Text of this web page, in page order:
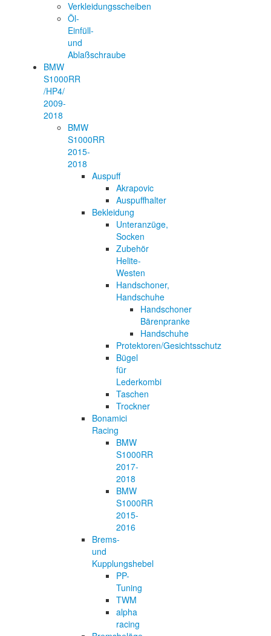
Verkleidungsscheiben
Öl-
Einfüll-
und
Ablaßschraube
BMW
S1000RR
/HP4/
2009-
2018
BMW
S1000RR
2015-
2018
Auspuff
Akrapovic
Auspuffhalter
Bekleidung
Unteranzüge,
Socken
Zubehör
Helite-
Westen
Handschoner,
Handschuhe
Handschoner
Bärenpranke
Handschuhe
Protektoren/Gesichtsschutz
Bügel
für
Lederkombi
Taschen
Trockner
Bonamici
Racing
BMW
S1000RR
2017-
2018
BMW
S1000RR
2015-
2016
Brems-
und
Kupplungshebel
PP-
Tuning
TWM
alpha
racing